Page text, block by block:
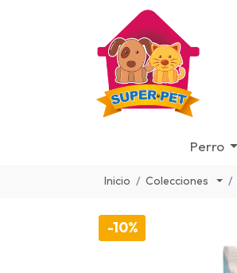
Perro
Inicio Colecciones
-10%